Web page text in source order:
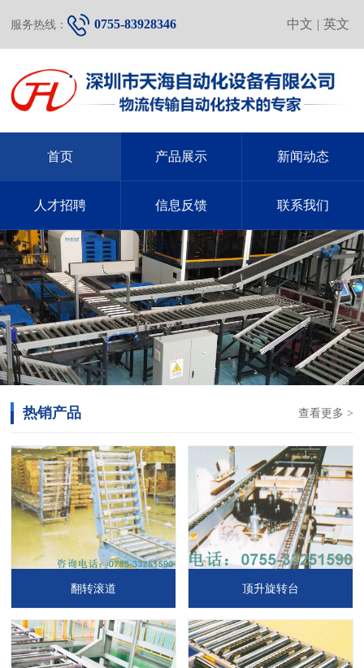
中文 | 英文
服务热线： 0755-83928346
首页 产品展示 新闻动态
人才招聘 信息反馈 联系我们
查看更多 >
热销产品
翻转滚道 顶升旋转台